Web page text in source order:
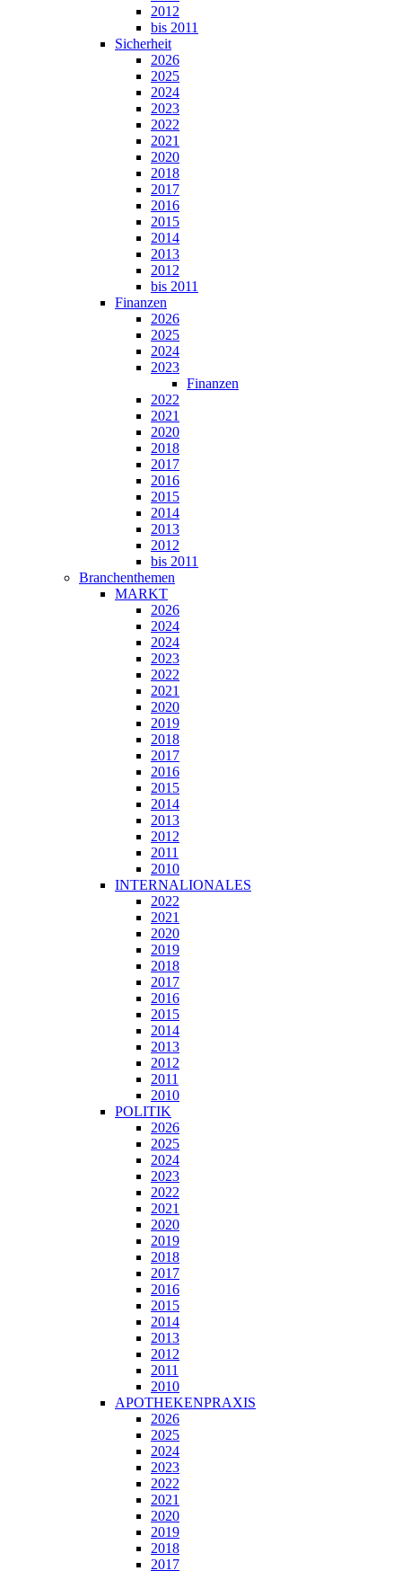
2012
bis 2011
Sicherheit
2026
2025
2024
2023
2022
2021
2020
2018
2017
2016
2015
2014
2013
2012
bis 2011
Finanzen
2026
2025
2024
2023
Finanzen
2022
2021
2020
2018
2017
2016
2015
2014
2013
2012
bis 2011
Branchenthemen
MARKT
2026
2024
2024
2023
2022
2021
2020
2019
2018
2017
2016
2015
2014
2013
2012
2011
2010
INTERNALIONALES
2022
2021
2020
2019
2018
2017
2016
2015
2014
2013
2012
2011
2010
POLITIK
2026
2025
2024
2023
2022
2021
2020
2019
2018
2017
2016
2015
2014
2013
2012
2011
2010
APOTHEKENPRAXIS
2026
2025
2024
2023
2022
2021
2020
2019
2018
2017